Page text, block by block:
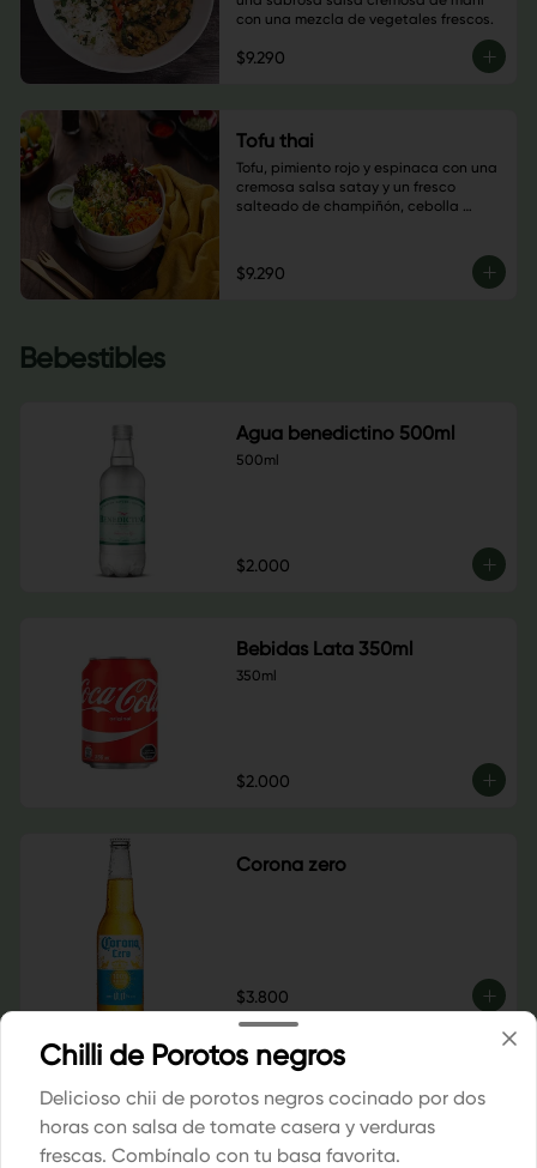
con una mezcla de vegetales frescos.
$9.290
Tofu thai
Tofu, pimiento rojo y espinaca con una
cremosa salsa satay y un fresco
salteado de champiñón, cebolla
$9.290
Bebestibles
Agua benedictino 500ml
500ml
$2.000
Bebidas Lata 350ml
350ml
$2.000
Corona zero
$3.800
Chilli de Porotos negros
Delicioso chii de porotos negros cocinado por dos
horas con salsa de tomate casera y verduras
frescas. Combínalo con tu basa favorita.